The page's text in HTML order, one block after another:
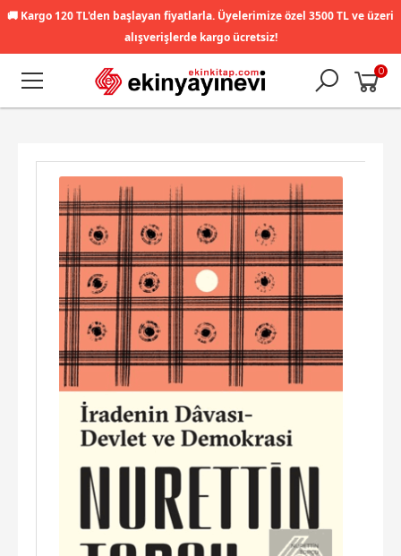
🚚 Kargo 120 TL'den başlayan fiyatlarla. Üyelerimize özel 3500 TL ve üzeri
alışverişlerde kargo ücretsiz!
0